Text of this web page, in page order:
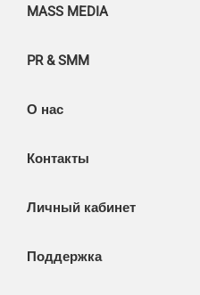
MASS MEDIA
PR & SMM
О нас
Контакты
Личный кабинет
Поддержка
FAQ
СМИ и оффлайн реклама